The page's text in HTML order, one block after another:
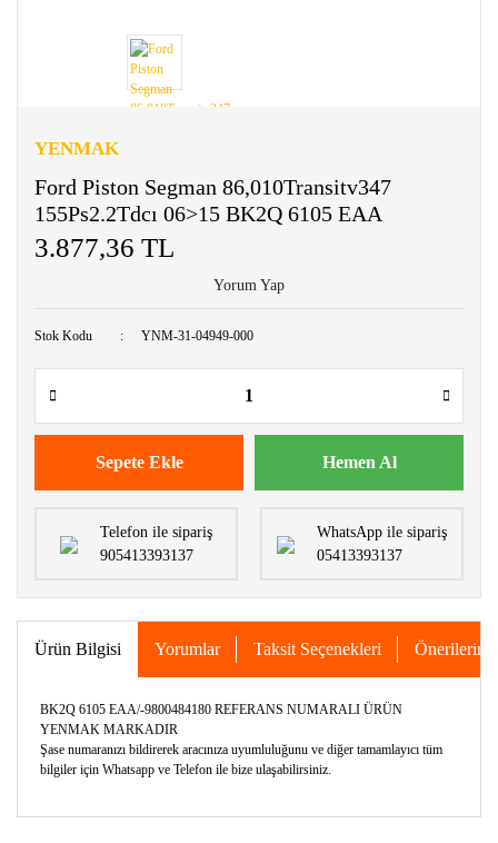
YENMAK
Ford Piston Segman 86,010Transitv347
155Ps2.2Tdcı 06>15 BK2Q 6105 EAA
3.877,36 TL
Yorum Yap
Stok Kodu YNM-31-04949-000
Sepete Ekle Hemen Al
Telefon ile sipariş
905413393137
WhatsApp ile sipariş
05413393137
Ürün Bilgisi Yorumlar Taksit Seçenekleri Önerileriniz
BK2Q 6105 EAA/-9800484180 REFERANS NUMARALI ÜRÜN
YENMAK MARKADIR
Şase numaranızı bildirerek aracınıza uyumluluğunu ve diğer tamamlayıcı tüm
bilgiler için Whatsapp ve Telefon ile bize ulaşabilirsiniz.